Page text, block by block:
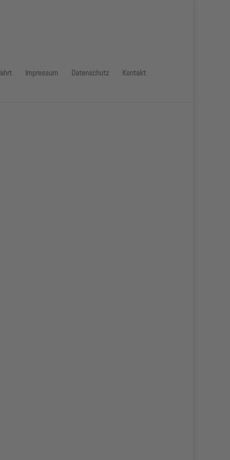
Impressum Datenschutz Kontakt